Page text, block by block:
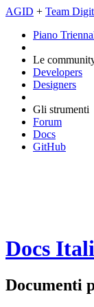
AGID + Team
Piano
Le
Developers
Designers
Gli strumenti
Forum
Docs
GitHub
Docs
Documenti